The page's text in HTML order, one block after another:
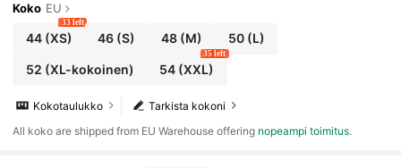
Koko EU
44(XS)
33 left
46 (S) 48(M) 50(L)
52 (XL-kokoinen) 54 (XXL)
35 left
Tarkista kokoni
Kokotaulukko
All koko are shipped from EU Warehouse offering nopeampi toimitus.